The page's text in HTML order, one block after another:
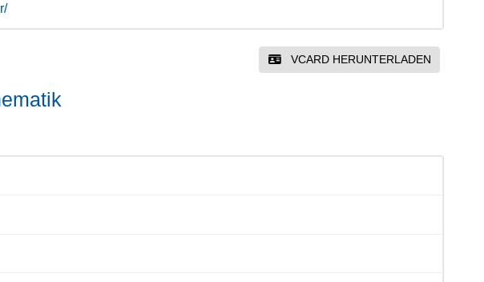
VCARD HERUNTERLADEN